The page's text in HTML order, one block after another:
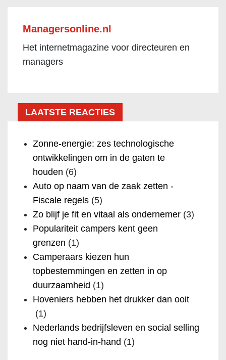
Managersonline.nl
Het internetmagazine voor directeuren en
managers
LAATSTE REACTIES
Zonne-energie: zes technologische
ontwikkelingen om in de gaten te
houden (6)
Auto op naam van de zaak zetten -
Fiscale regels (5)
Zo blijf je fit en vitaal als ondernemer (3)
Populariteit campers kent geen
grenzen (1)
Camperaars kiezen hun
topbestemmingen en zetten in op
duurzaamheid (1)
Hoveniers hebben het drukker dan ooit
(1)
Nederlands bedrijfsleven en social selling
nog niet hand-in-hand (1)